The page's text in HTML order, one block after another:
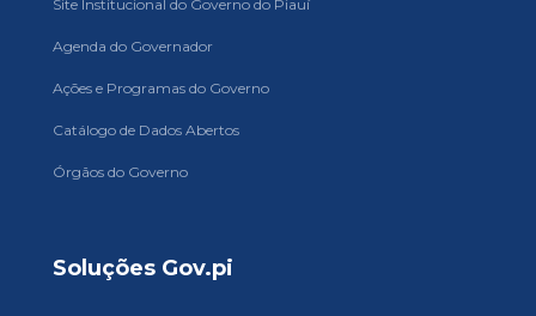
Site Institucional do Governo do Piauí
Agenda do Governador
Ações e Programas do Governo
Catálogo de Dados Abertos
Órgãos do Governo
Soluções Gov.pi